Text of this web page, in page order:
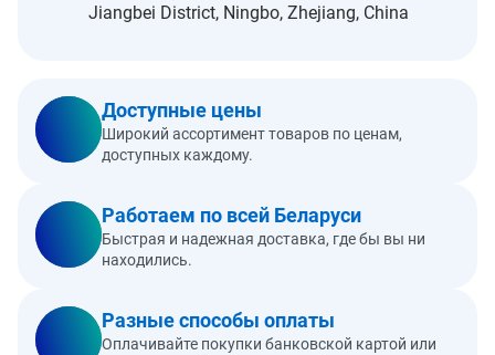
Jiangbei District, Ningbo, Zhejiang, China
Доступные цены
Широкий ассортимент товаров по ценам,
доступных каждому.
Работаем по всей Беларуси
Быстрая и надежная доставка, где бы вы ни
находились.
Разные способы оплаты
Оплачивайте покупки банковской картой или